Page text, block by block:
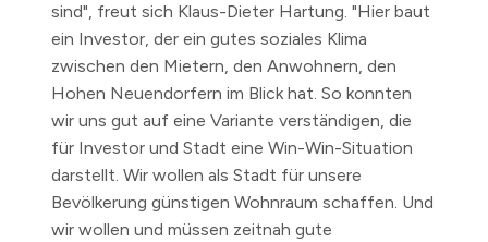
sind", freut sich Klaus-Dieter Hartung. "Hier baut
ein Investor, der ein gutes soziales Klima
zwischen den Mietern, den Anwohnern, den
Hohen Neuendorfern im Blick hat. So konnten
wir uns gut auf eine Variante verständigen, die
für Investor und Stadt eine Win-Win-Situation
darstellt. Wir wollen als Stadt für unsere
Bevölkerung günstigen Wohnraum schaffen. Und
wir wollen und müssen zeitnah gute